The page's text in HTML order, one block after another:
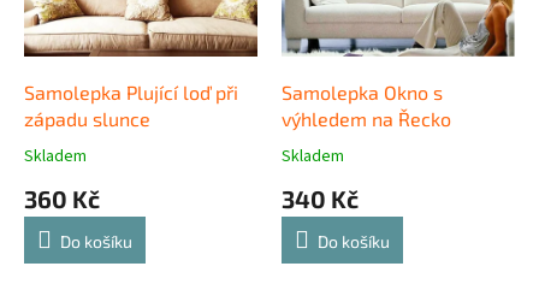
Samolepka Plující loď při
západu slunce
Skladem
360 Kč
Do košíku
Samolepka Okno s
výhledem na Řecko
Skladem
340 Kč
Do košíku